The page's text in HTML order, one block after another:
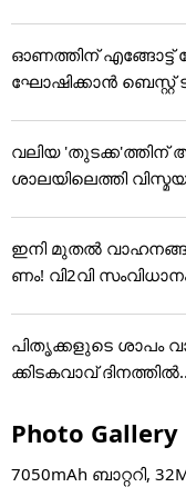
ഓണത്തിന്
ഘോഷിക്കാൻ ബെസ്റ്റ്
വലിയ 'തുടക്ക'ത്തിന്
ശാലയിലെത്തി
ഇനി മുതൽ
ണം! വി2വി
പിതൃക്കളുടെ ശാപം
ക്കിടകവാവ്
Photo Gallery
7050mAh ബാറ്ററി,